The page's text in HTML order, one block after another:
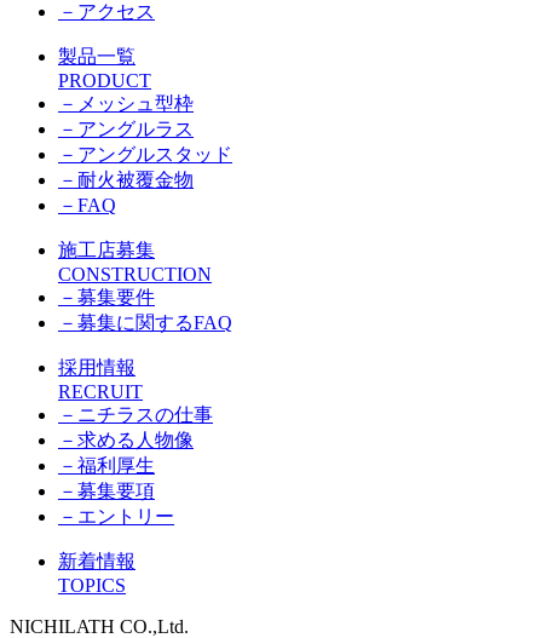
－ アクセス
製品一覧
PRODUCT
－ メッシュ型枠
－ アングルラス
－ アングルスタッド
－ 耐火被覆金物
－ FAQ
施工店募集
CONSTRUCTION
－ 募集要件
－ 募集に関するFAQ
採用情報
RECRUIT
－ ニチラスの仕事
－ 求める人物像
－ 福利厚生
－ 募集要項
－ エントリー
新着情報
TOPICS
NICHILATH CO.,Ltd.